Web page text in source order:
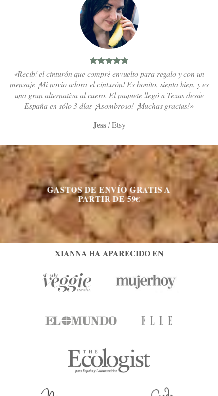
«Recibí el cinturón que compré envuelto para regalo y con un
mensaje ¡Mi novio adora el cinturón! Es bonito, sienta bien, y es
una gran alternativa al cuero. El paquete llegó a Texas desde
España en sólo 3 días ¡Asombroso! ¡Muchas gracias!»
Jess /Etsy
GASTOS DE ENVÍO GRATIS A
PARTIR DE 59€
XIANNA HA APARECIDO EN